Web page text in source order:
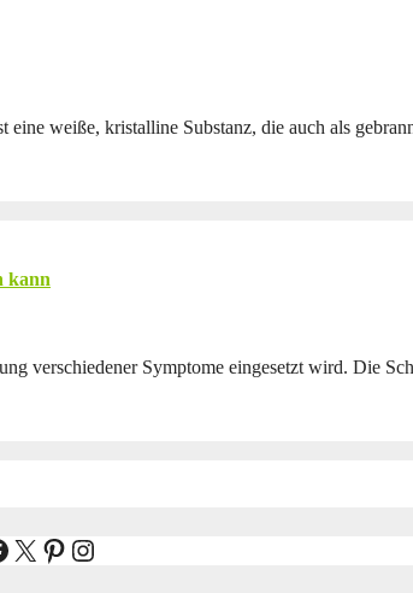
weiße, kristalline Substanz, die auch als
kann
verschiedener Symptome eingesetzt wird. Die
X Pinterest
Instagram